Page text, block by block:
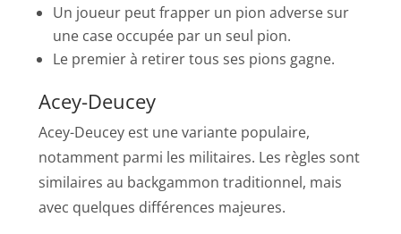
Un joueur peut frapper un pion adverse sur
une case occupée par un seul pion.
Le premier à retirer tous ses pions gagne.
Acey-Deucey
Acey-Deucey est une variante populaire,
notamment parmi les militaires. Les règles sont
similaires au backgammon traditionnel, mais
avec quelques différences majeures.